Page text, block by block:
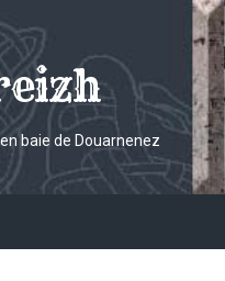
baie de Douarnenez